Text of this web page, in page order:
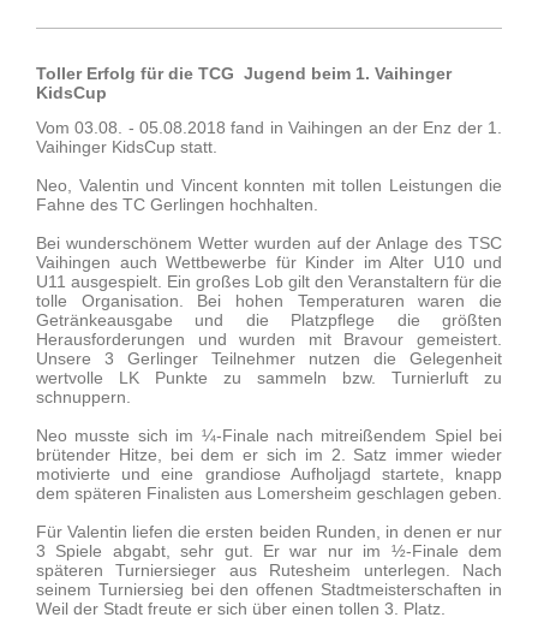
Toller Erfolg für die TCG Jugend beim 1. Vaihinger
KidsCup
Vom 03.08. - 05.08.2018 fand in Vaihingen an der Enz der 1.
Vaihinger KidsCup statt.
Neo, Valentin und Vincent konnten mit tollen Leistungen die
Fahne des TC Gerlingen hochhalten.
Bei wunderschönem Wetter wurden auf der Anlage des TSC
Vaihingen auch Wettbewerbe für Kinder im Alter U10 und
U11 ausgespielt. Ein großes Lob gilt den Veranstaltern für die
tolle Organisation. Bei hohen Temperaturen waren die
Getränkeausgabe und die Platzpflege die größten
Herausforderungen und wurden mit Bravour gemeistert.
Unsere 3 Gerlinger Teilnehmer nutzen die Gelegenheit
wertvolle LK Punkte zu sammeln bzw. Turnierluft zu
schnuppern.
Neo musste sich im ¼-Finale nach mitreißendem Spiel bei
brütender Hitze, bei dem er sich im 2. Satz immer wieder
motivierte und eine grandiose Aufholjagd startete, knapp
dem späteren Finalisten aus Lomersheim geschlagen geben.
Für Valentin liefen die ersten beiden Runden, in denen er nur
3 Spiele abgabt, sehr gut. Er war nur im ½-Finale dem
späteren Turniersieger aus Rutesheim unterlegen. Nach
seinem Turniersieg bei den offenen Stadtmeisterschaften in
Weil der Stadt freute er sich über einen tollen 3. Platz.